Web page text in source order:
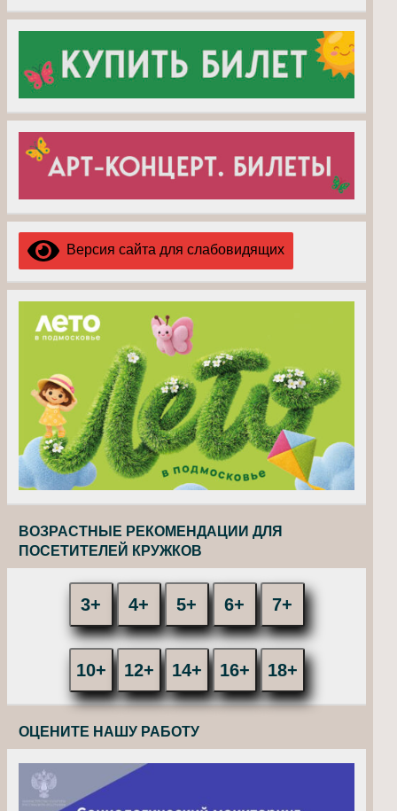
Версия сайта для слабовидящих
ВОЗРАСТНЫЕ РЕКОМЕНДАЦИИ ДЛЯ
ПОСЕТИТЕЛЕЙ КРУЖКОВ
3+ 4+ 5+ 6+ 7+
10+ 12+ 14+ 16+ 18+
ОЦЕНИТЕ НАШУ РАБОТУ